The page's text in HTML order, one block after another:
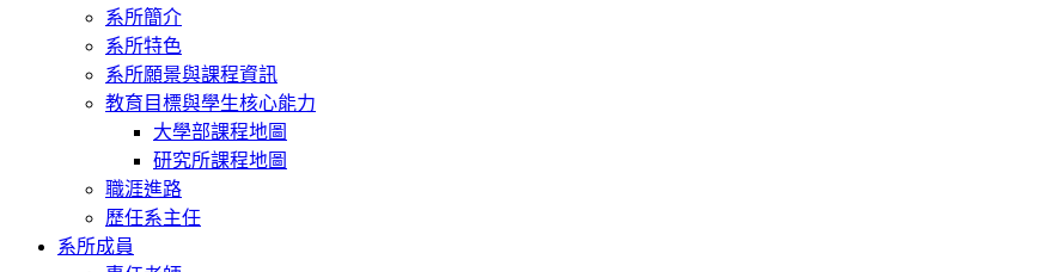
系所簡介
系所特色
系所願景與課程資訊
教育目標與學生核心能力
大學部課程地圖
研究所課程地圖
職涯進路
歷任系主任
系所成員